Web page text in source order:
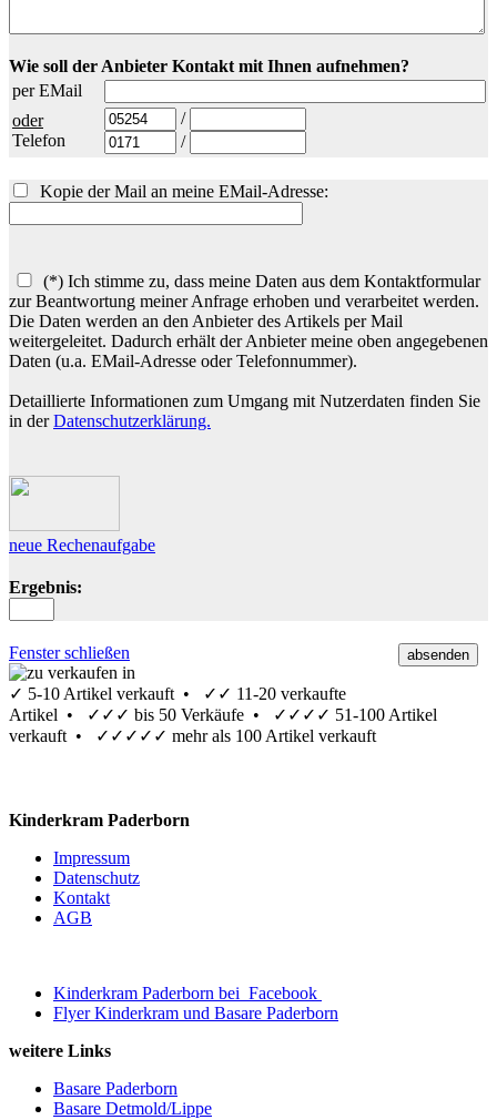
Wie soll der Anbieter Kontakt mit Ihnen aufnehmen?
per EMail
oder
Telefon
/
/
Kopie der Mail an meine EMail-Adresse:
(*) Ich stimme zu, dass meine Daten aus dem Kontaktformular
zur Beantwortung meiner Anfrage erhoben und verarbeitet werden.
Die Daten werden an den Anbieter des Artikels per Mail
weitergeleitet. Dadurch erhält der Anbieter meine oben angegebenen
Daten (u.a. EMail-Adresse oder Telefonnummer).
Detaillierte Informationen zum Umgang mit Nutzerdaten finden Sie
in derDatenschutzerklärung.
neue Rechenaufgabe
Ergebnis:
Fenster schließen
✓ 5-10 Artikel verkauft • ✓✓ 11-20 verkaufte
Artikel •
✓✓✓ bis 50 Verkäufe • ✓✓✓✓ 51-100 Artikel
verkauft •
✓✓✓✓✓ mehr als 100 Artikel verkauft
Kinderkram Paderborn
Impressum
Datenschutz
Kontakt
AGB
Kinderkram Paderborn bei Facebook
Flyer Kinderkram und Basare Paderborn
weitere Links
Basare Paderborn
Basare Detmold/Lippe